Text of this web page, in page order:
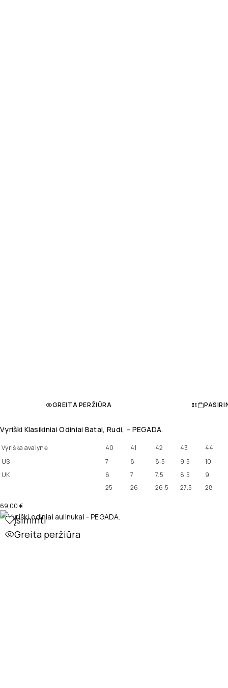
GREITA PERŽIŪRA
Vyriški Klasikiniai Odiniai Batai, Rudi, – PEGADA.
Vyriška avalynė 40 41 42 43
44
US
7 8 8.5 9.5
10
UK
6 7 7.5 8.5
9
25
26 26.5 27.5 28
69,00 €
Įsiminti
Greita peržiūra